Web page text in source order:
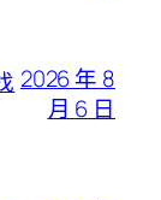
2026 年 8
月 6 日